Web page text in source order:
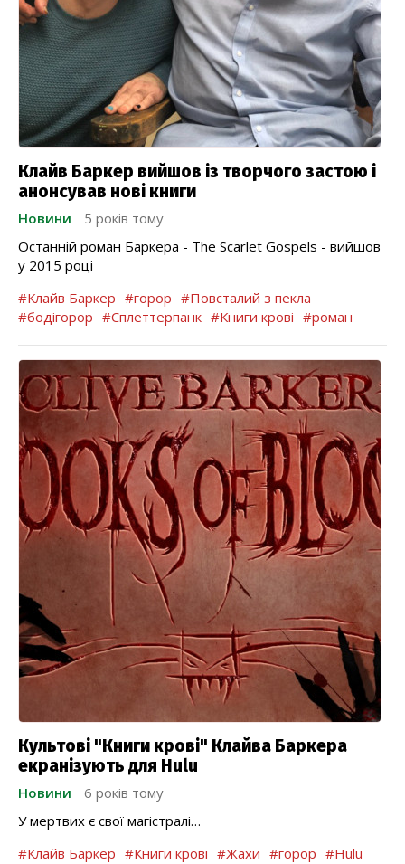
Клайв Баркер вийшов із творчого застою і
анонсував нові книги
Новини
5 років тому
Останній роман Баркера - The Scarlet Gospels - вийшов
у 2015 році
#Клайв Баркер #горор #Повсталий з пекла
#бодігорор #Сплеттерпанк #Книги крові #роман
Культові "Книги крові" Клайва Баркера
екранізують для Hulu
Новини
6 років тому
У мертвих є свої магістралі…
#Клайв Баркер #Книги крові #Жахи #горор #Hulu